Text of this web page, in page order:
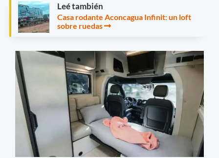
Leé también
Casa rodante Aconcagua Infinit: un loft
sobre ruedas